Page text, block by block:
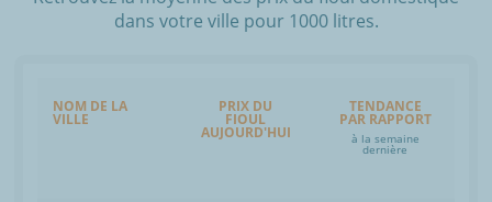
dans votre ville pour 1000 litres.
NOM DE LA
VILLE
PRIX DU
FIOUL
AUJOURD'HUI
TENDANCE
PAR RAPPORT
à la semaine
dernière